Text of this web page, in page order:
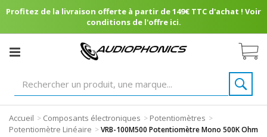
Profitez de la livraison offerte à partir de 149€ TTC d'achat ! Voir
conditions de l'offre ici.
Accueil > Composants électroniques > Potentiomètres >
Potentiomètre Linéaire >VRB-100M500 Potentiomètre Mono 500K Ohm